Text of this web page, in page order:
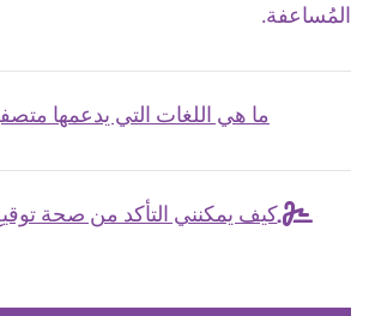
المُساعفة.
ما هي اللغات التي يدعمها
كيف يمكنني التأكد من صحة